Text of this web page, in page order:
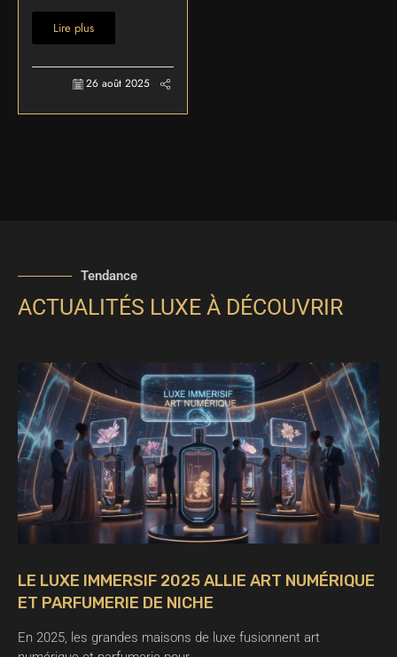
Lire plus
26 août 2025
Tendance
ACTUALITÉS LUXE À DÉCOUVRIR
LE LUXE IMMERSIF 2025 ALLIE ART NUMÉRIQUE
ET PARFUMERIE DE NICHE
En 2025, les grandes maisons de luxe fusionnent art